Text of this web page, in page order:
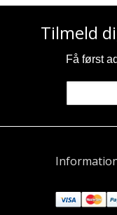
Tilmeld
Få først